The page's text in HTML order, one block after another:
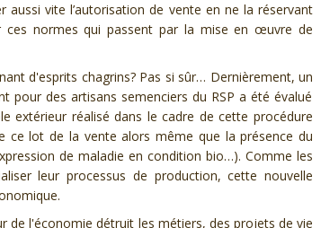
aussi vite l’autorisationde vente en ne la réservant
ces normesqui passent par la mise en œuvre de
d'esprits chagrins? Pas si sûr… Dernièrement, un
pour des artisans semenciers du RSP a été évalué
extérieur réalisédans le cadre de cette procédure
ce lot de la vente alors même que la présence du
de maladie en condition bio…). Comme les
leur processus de production,cettenouvelle
de l'économie détruit les métiers, des projets de vie